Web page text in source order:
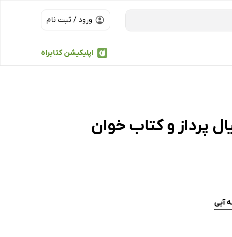
ورود / ثبت نام
اپلیکیشن کتابراه
پرداز و کتاب خوان
آبی